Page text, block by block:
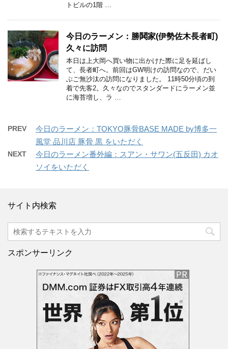
トビルの1階 …
今日のラーメン：勝鬨家(伊勢佐木長者町)
久々に訪問
本日は上大岡へ買い物に出かけた際に足を延ばし
て、長者町へ。前回はGW明けの訪問なので、だい
ぶご無沙汰の訪問になりました。 11時50分頃の到
着で先客2。久々なのでスタンダードにラーメン並
に海苔増し、ラ …
PREV
今日のラーメン：TOKYO豚骨BASE MADE by博多一
風堂 品川店 豚骨 黒 をいただく
NEXT
今日のラーメン番外編：スアン・サワン(五反田) カオ
ソイをいただく
サイト内検索
スポンサーリンク